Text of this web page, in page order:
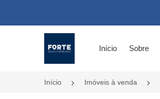
Início Sobre
Início Imóveis à venda